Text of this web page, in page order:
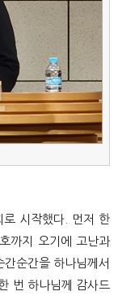
로 시작했다. 먼저 한
까지 오기에 고난과
순간을 하나님께서
번 하나님께 감사드